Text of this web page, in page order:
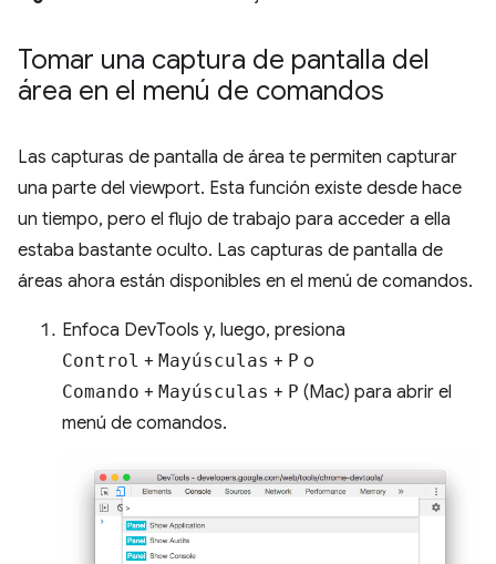
Tomar una captura de pantalla del
área en el menú de comandos
Las capturas de pantalla de área te permiten capturar
una parte del viewport. Esta función existe desde hace
un tiempo, pero el flujo de trabajo para acceder a ella
estaba bastante oculto. Las capturas de pantalla de
áreas ahora están disponibles en el menú de comandos.
Enfoca DevTools y, luego, presiona
Control + Mayúsculas + P o
Comando + Mayúsculas + P (Mac) para abrir el
menú de comandos.